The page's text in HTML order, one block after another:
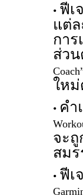
• ฟีเ
แต่
การ
ส่ว
ให
• คำ
จะถู
สม
• ฟีเ